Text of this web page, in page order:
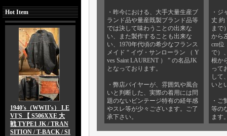
Hot Item
1940's（WWII's） LE
VI'S 【 S506XXE 大
戦 TYPE1 JK / TRAN
SITION / T-BACK / SI
・昨今における、大手大量生産ブ
ランド品や量産既製ブランド品等
では決して味わうことの出来な
い、また製作することも出来な
い、1970年代頃の希少なフランス
メイド “ イヴ・サンローラン （ Y
ves Saint LAURENT ） ” の名品JK
となっております。
・弊店バイヤーが、雰囲気や風合
いと判断した、実際の着用には問
題のないビンテージ特有の経年感
やスレ等が少々ございます。ご了
承下さい。
・ジ
丈 約
まで
から
cm位
で）
根か
って
して
いと
・ご
等の
ます